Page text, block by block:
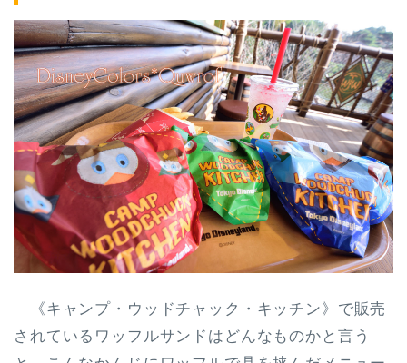
《キャンプ・ウッドチャック・キッチン》で販売
されているワッフルサンドはどんなものかと言う